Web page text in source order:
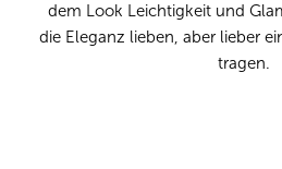
dem Look Leichtigkeit und
die Eleganz lieben, aber lieber
tragen.